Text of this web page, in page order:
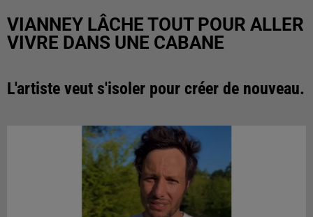
VIANNEY LÂCHE TOUT POUR ALLER
VIVRE DANS UNE CABANE
L'artiste veut s'isoler pour créer de nouveau.